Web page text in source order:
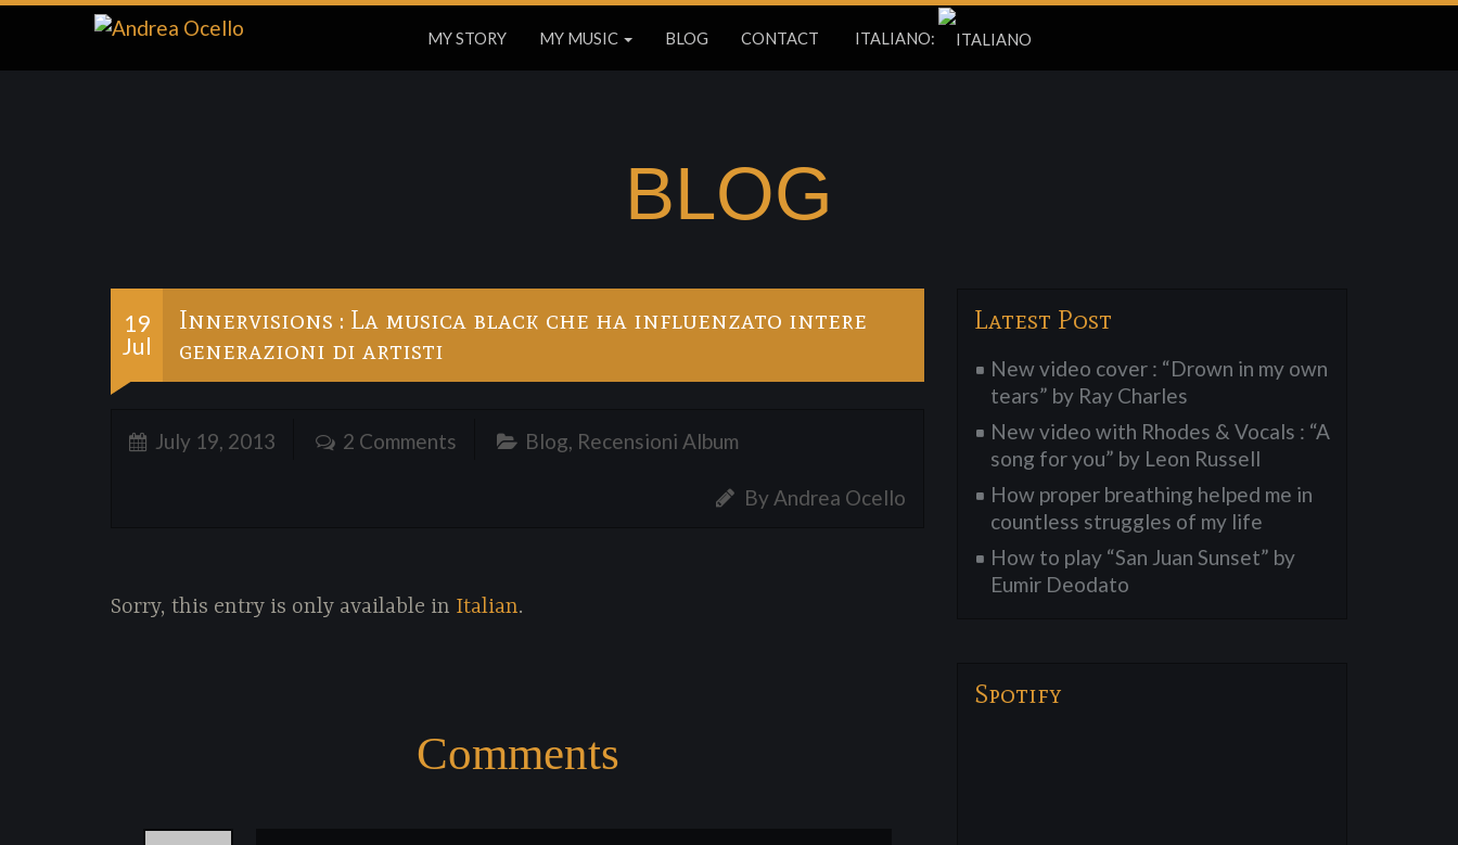
MY STORY MY MUSIC BLOG CONTACT ITALIANO:
BLOG
19
Jul
Innervisions : La musica black che ha influenzato intere
generazioni di artisti
July 19, 2013 2 Comments Blog, Recensioni Album
By Andrea Ocello
Sorry, this entry is only available in Italian.
Comments
Latest Post
New video cover : “Drown in my own
tears” by Ray Charles
New video with Rhodes & Vocals : “A
song for you” by Leon Russell
How proper breathing helped me in
countless struggles of my life
How to play “San Juan Sunset” by
Eumir Deodato
Spotify